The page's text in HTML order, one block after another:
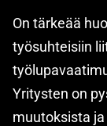
On tärkeää
työsuhteisiin
Yritysten on
muutoksista